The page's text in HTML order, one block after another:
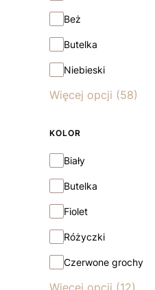
Beż
Butelka
Niebieski
Więcej opcji (58)
KOLOR
KolorBiały
Butelka
Fiolet
Różyczki
Czerwone grochy
Więcej opcji (12)